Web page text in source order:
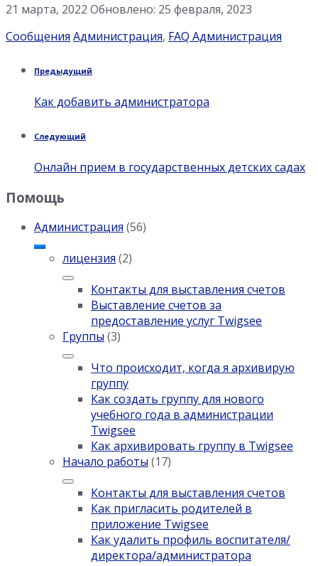
21 марта, 2022 Обновлено: 25 февраля, 2023
Категория:
Сообщения Теги:
Администрация, FAQ Администрация
Предыдущий
Как добавить администратора
Следующий
Онлайн прием в государственных детских садах
Помощь
Администрация (56)
лицензия (2)
Контакты для выставления счетов
Выставление счетов за
предоставление услуг Twigsee
Группы (3)
Что происходит, когда я архивирую
группу
Как создать группу для нового
учебного года в администрации
Twigsee
Как архивировать группу в Twigsee
Начало работы (17)
Контакты для выставления счетов
Как пригласить родителей в
приложение Twigsee
Как удалить профиль воспитателя/
директора/администратора